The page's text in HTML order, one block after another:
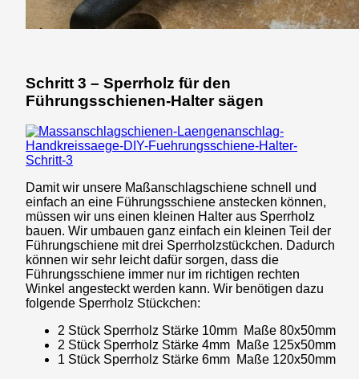
Schritt 3 – Sperrholz für den
Führungsschienen-Halter sägen
Damit wir unsere Maßanschlagschiene schnell und
einfach an eine Führungsschiene anstecken können,
müssen wir uns einen kleinen Halter aus Sperrholz
bauen. Wir umbauen ganz einfach ein kleinen Teil der
Führungschiene mit drei Sperrholzstückchen. Dadurch
können wir sehr leicht dafür sorgen, dass die
Führungsschiene immer nur im richtigen rechten
Winkel angesteckt werden kann. Wir benötigen dazu
folgende Sperrholz Stückchen:
2 Stück Sperrholz Stärke 10mm Maße 80x50mm
2 Stück Sperrholz Stärke 4mm Maße 125x50mm
1 Stück Sperrholz Stärke 6mm Maße 120x50mm